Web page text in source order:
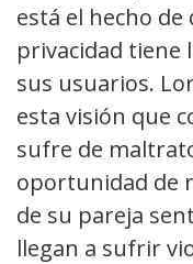
está el hecho
privacidad tiene
sus usuarios.
esta visión que
sufre de
oportunidad de
de su pareja
llegan a sufrir